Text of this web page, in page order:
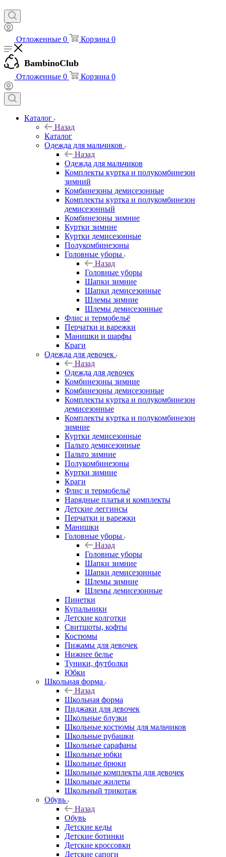
Отложенные 0 Корзина 0
BambinoClub
Отложенные 0 Корзина 0
Каталог
Назад
Каталог
Одежда для мальчиков
Назад
Одежда для мальчиков
Комплекты куртка и полукомбинезон
зимний
Комбинезоны демисезонные
Комплекты куртка и полукомбинезон
демисезонный
Комбинезоны зимние
Куртки зимние
Куртки демисезонные
Полукомбинезоны
Головные уборы
Назад
Головные уборы
Шапки зимние
Шапки демисезонные
Шлемы зимние
Шлемы демисезонные
Флис и термобельё
Перчатки и варежки
Манишки и шарфы
Краги
Одежда для девочек
Назад
Одежда для девочек
Комбинезоны зимние
Комбинезоны демисезонные
Комплекты куртка и полукомбинезон
демисезонные
Комплекты куртка и полукомбинезон
зимние
Куртки демисезонные
Пальто демисезонные
Пальто зимние
Полукомбинезоны
Куртки зимние
Краги
Флис и термобельё
Нарядные платья и комплекты
Детские леггинсы
Перчатки и варежки
Манишки
Головные уборы
Назад
Головные уборы
Шапки зимние
Шапки демисезонные
Шлемы зимние
Шлемы демисезонные
Пинетки
Купальники
Детские колготки
Свитшоты, кофты
Костюмы
Пижамы для девочек
Нижнее белье
Туники, футболки
Юбки
Школьная форма
Назад
Школьная форма
Пиджаки для девочек
Школьные блузки
Школьные костюмы для мальчиков
Школьные рубашки
Школьные сарафаны
Школьные юбки
Школьные брюки
Школьные комплекты для девочек
Школьные жилеты
Школьный трикотаж
Обувь
Назад
Обувь
Детские кеды
Детские ботинки
Детские кроссовки
Детские сапоги